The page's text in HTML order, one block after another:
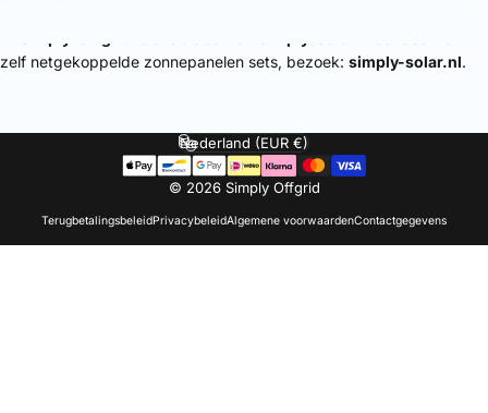
zelf netgekoppelde zonnepanelen sets, bezoek: simply-solar.nl.
© 2026 Simply Offgrid
TerugbetalingsbeleidPrivacybeleidAlgemene voorwaardenContactgegevens
Land/regio
Nederland (EUR €)